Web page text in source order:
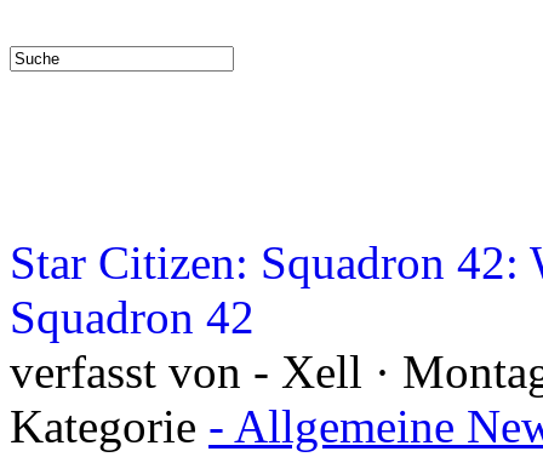
Star Citizen: Squadron 42:
Squadron 42
verfasst von - Xell ·
Kategorie - Allgemeine